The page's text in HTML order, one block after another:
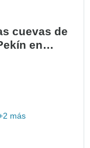
cuevas de
en
más